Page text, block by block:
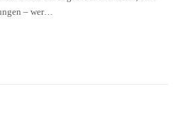
– wer…